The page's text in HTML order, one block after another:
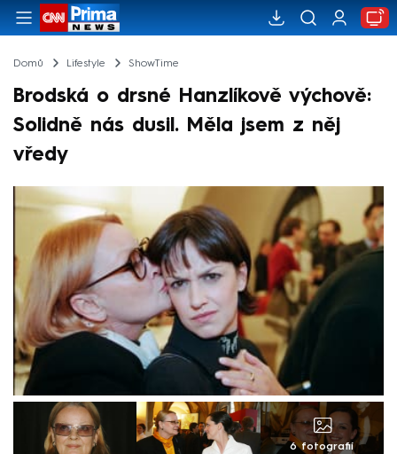
Domů Lifestyle ShowTime
Brodská o drsné Hanzlíkově výchově:
Solidně nás dusil. Měla jsem z něj
vředy
6 fotografií